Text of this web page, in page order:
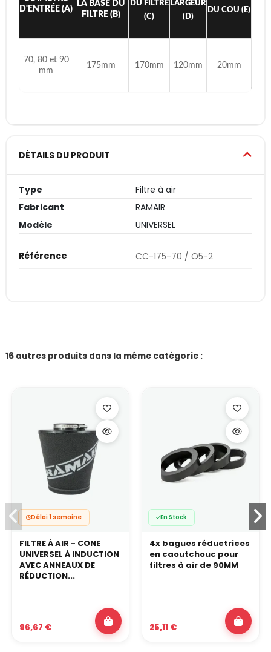
D'ENTRÉE (A)
LA BASE DU
FILTRE (B)
DU FILTRE
(C)
LARGEUR
(D)
DU COU (E)
70, 80 et 90
mm
175mm 170mm 120mm 20mm
DÉTAILS DU PRODUIT
Type
Filtre à air
Fabricant
RAMAIR
Modèle
UNIVERSEL
Référence CC-175-70 / O5-2
16 autres produits dans la même catégorie :
Délai 1 semaine
FILTRE À AIR - CONE
UNIVERSEL À INDUCTION
AVEC ANNEAUX DE
RÉDUCTION...
96,67 €
En Stock
4x bagues réductrices
en caoutchouc pour
filtres à air de 90MM
25,11 €